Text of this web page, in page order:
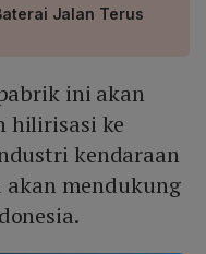
Jalan Terus
ini akan
hilirisasi ke
kendaraan
mendukung